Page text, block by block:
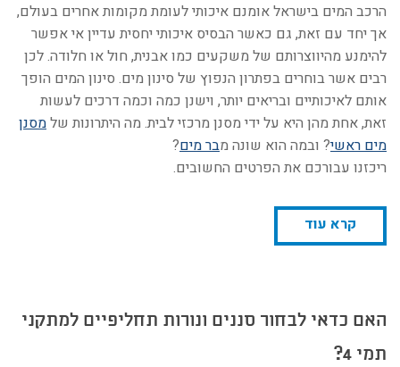
הרכב המים בישראל אומנם איכותי לעומת מקומות אחרים בעולם,
אך יחד עם זאת, גם כאשר הבסיס איכותי יחסית עדיין אי אפשר
להימנע מהיווצרותם של משקעים כמו אבנית, חול או חלודה. לכן
רבים אשר בוחרים בפתרון הנפוץ של סינון מים. סינון המים הופך
אותם לאיכותיים ובריאים יותר, וישנן כמה וכמה דרכים לעשות
זאת, אחת מהן היא על ידי מסנן מרכזי לבית. מה היתרונות שלמסנן
מים ראשי? ובמה הוא שונה מבר מים?
ריכזנו עבורכם את הפרטים החשובים.
קרא עוד
האם כדאי לבחור סננים ונורות תחליפיים למתקני
תמי 4?